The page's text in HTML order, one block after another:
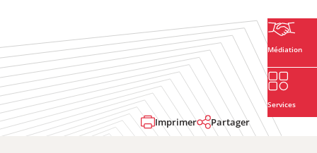
Médiation
Services
Imprimer Partager